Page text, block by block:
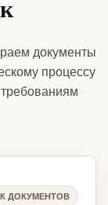
документы
процессу
ДОКУМЕНТОВ